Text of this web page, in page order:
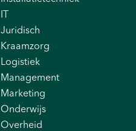
Juridisch
Kraamzorg
Logistiek
Management
Marketing
Onderwijs
Overheid